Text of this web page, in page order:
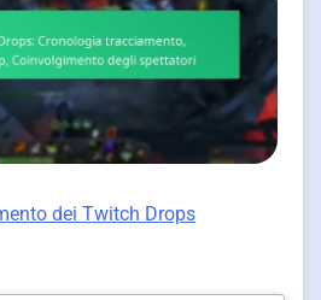
dei Twitch Drops